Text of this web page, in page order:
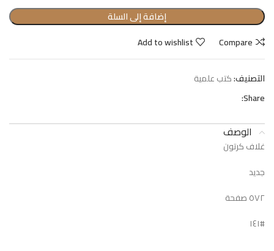
إضافة إلى السلة
Compare
Add to wishlist
التصنيف:كتب علمية
Share:
الوصف
غلاف كرتون
جديد
٥٧٢ صفحة
#١٤١